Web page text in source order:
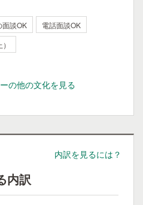
面談OK
電話面談OK
の他の文化を見る
内訳を見るには？
内訳